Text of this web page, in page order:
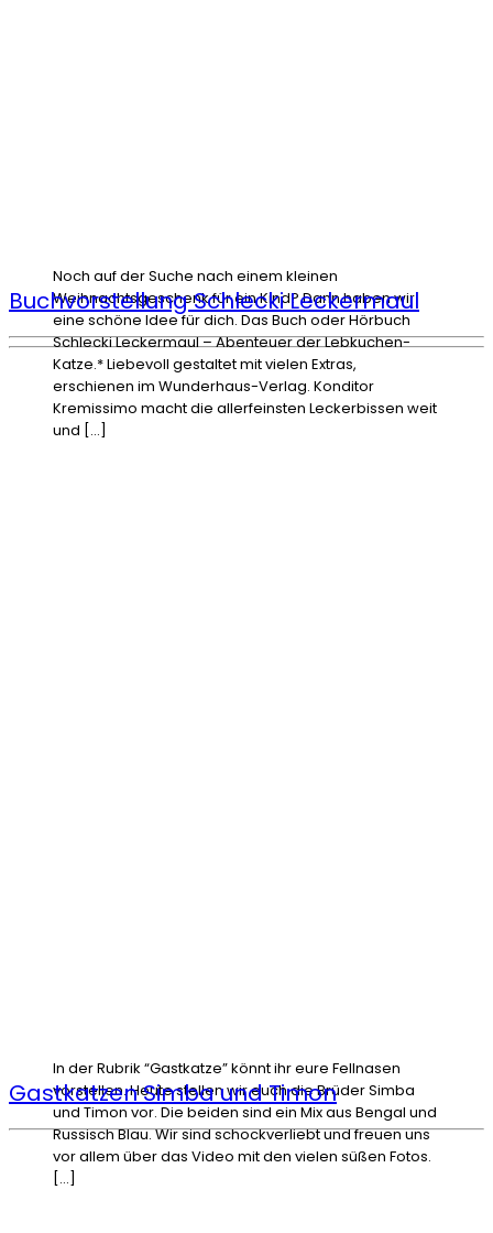
Noch auf der Suche nach einem kleinen
Weihnachtsgeschenk für ein Kind? Dann haben wir
eine schöne Idee für dich. Das Buch oder Hörbuch
Schlecki Leckermaul – Abenteuer der Lebkuchen-
Katze.* Liebevoll gestaltet mit vielen Extras,
erschienen im Wunderhaus-Verlag. Konditor
Kremissimo macht die allerfeinsten Leckerbissen weit
und […]
Buchvorstellung Schlecki Leckermaul
In der Rubrik “Gastkatze” könnt ihr eure Fellnasen
vorstellen. Heute stellen wir euch die Brüder Simba
und Timon vor. Die beiden sind ein Mix aus Bengal und
Russisch Blau. Wir sind schockverliebt und freuen uns
vor allem über das Video mit den vielen süßen Fotos.
[…]
Gastkatzen Simba und Timon